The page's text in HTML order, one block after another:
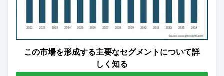
この市場を形成する主要なセグメントについて詳
しく知る